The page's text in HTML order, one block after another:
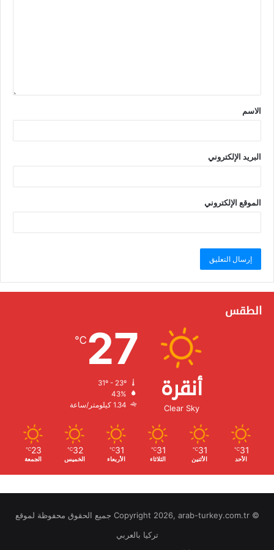
الاسم
البريد الإلكتروني
الموقع الإلكتروني
الطقس
أنقرة
Clear Sky
27
℃
الرطوبة:
الرياح:
31
℃
الأحد
31
℃
الأثنين
31
℃
الثلاثاء
31
℃
الأربعاء
32
℃
الخميس
23
℃
الجمعة
© Copyright 2026, arab-turkey.com.tr جميع الحقوق محفوظة لموقع
تركيا بالعربي